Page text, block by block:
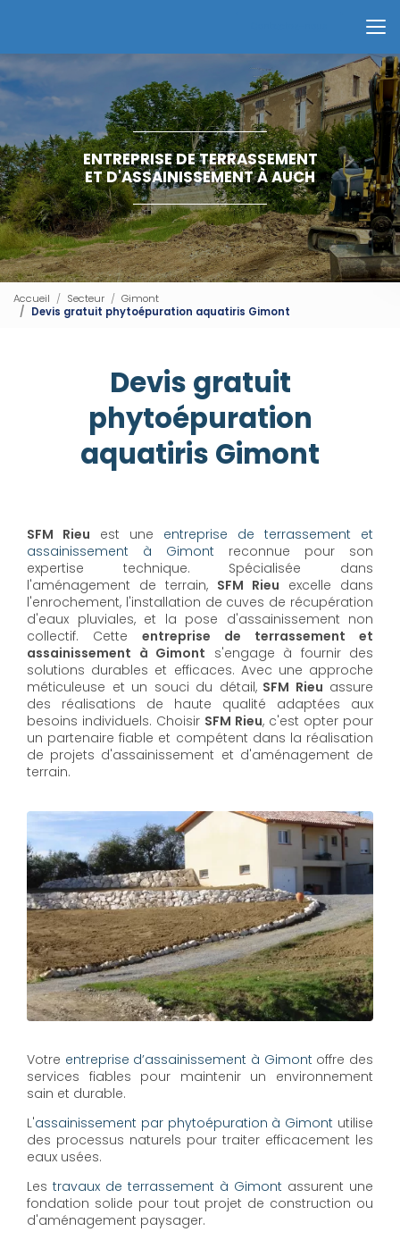
principal
ENTREPRISE DE TERRASSEMENT
ET D'ASSAINISSEMENT À AUCH
Accueil Secteur
Gimont
Devis gratuit phytoépuration aquatiris Gimont
Devis gratuit
phytoépuration
aquatiris Gimont
SFM Rieu est une entreprise de terrassement et
assainissement à Gimont reconnue pour son
expertise technique. Spécialisée dans
l'aménagement de terrain, SFM Rieu excelle dans
l'enrochement, l'installation de cuves de récupération
d'eaux pluviales, et la pose d'assainissement non
collectif. Cette entreprise de terrassement et
assainissement à Gimont s'engage à fournir des
solutions durables et efficaces. Avec une approche
méticuleuse et un souci du détail,SFM Rieu assure
des réalisations de haute qualité adaptées aux
besoins individuels. Choisir SFM Rieu, c'est opter pour
un partenaire fiable et compétent dans la réalisation
de projets d'assainissement et d'aménagement de
terrain.
Votre entreprise d’assainissement à Gimont offre des
services fiables pour maintenir un environnement
sain et durable.
L'assainissement par phytoépuration à Gimont utilise
des processus naturels pour traiter efficacement les
eaux usées.
Les travaux de terrassement à Gimont assurent une
fondation solide pour tout projet de construction ou
d'aménagement paysager.